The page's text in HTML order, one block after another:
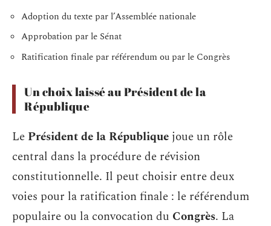
Adoption du texte par l’Assemblée nationale
Approbation par le Sénat
Ratification finale par référendum ou par le Congrès
Un choix laissé au Président de la
République
Le Président de la République joue un rôle
central dans la procédure de révision
constitutionnelle. Il peut choisir entre deux
voies pour la ratification finale : le référendum
populaire ou la convocation du Congrès. La